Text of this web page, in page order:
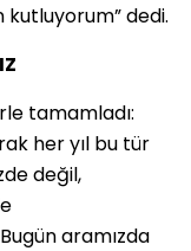
dedi.
tamamladı:
her yıl bu tür
değil,
aramızda